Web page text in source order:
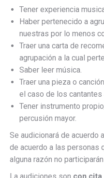
Tener experiencia
Haber pertenecido a
nuestras por lo menos
Traer una carta de
agrupación a la cual
Saber leer música.
Traer una pieza o
el caso de los cantantes
Tener instrumento
percusión mayor.
Se audicionará de acuerdo
de acuerdo a las personas
alguna razón no